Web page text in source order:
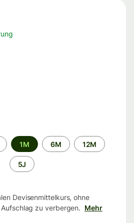
1M 6M 12M
5J
Devisenmittelkurs, ohne
zu verbergen. Mehr